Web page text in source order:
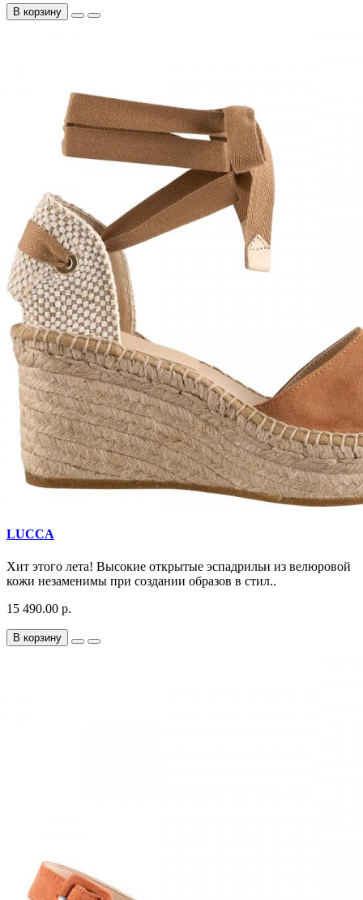
В корзину
LUCCA
Хит этого лета! Высокие открытые эспадрильи из велюровой
кожи незаменимы при создании образов в стил..
15 490.00 р.
В корзину